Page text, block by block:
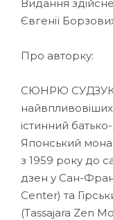
Видання
Євгенії
Про авторку:
СЮНРЮ СУДЗУКІ
найвпливовіших
істинний
Японський
з 1959 року до
дзен у Сан-
Center) та
(Tassajara Zen